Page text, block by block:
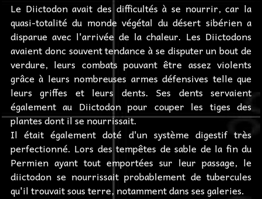
Le Diictodon avait des difficultés à se nourrir, car la
quasi-totalité du monde végétal du désert sibérien a
disparue avec l'arrivée de la chaleur. Les Diictodons
avaient donc souvent tendance à se disputer un bout de
verdure, leurs combats pouvant être assez violents
grâce à leurs nombreuses armes défensives telle que
leurs griffes et leurs dents. Ses dents servaient
également au Diictodon pour couper les tiges des
plantes dont il se nourrissait.
Il était également doté d'un système digestif très
perfectionné. Lors des tempêtes de sable de la fin du
Permien ayant tout emportées sur leur passage, le
diictodon se nourrissait probablement de tubercules
qu'il trouvait sous terre, notamment dans ses galeries.